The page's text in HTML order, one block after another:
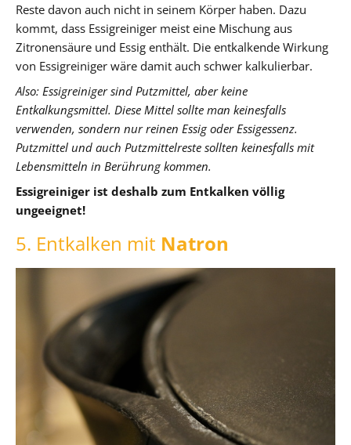
Reste davon auch nicht in seinem Körper haben. Dazu
kommt, dass Essigreiniger meist eine Mischung aus
Zitronensäure und Essig enthält. Die entkalkende Wirkung
von Essigreiniger wäre damit auch schwer kalkulierbar.
Also: Essigreiniger sind Putzmittel, aber keine
Entkalkungsmittel. Diese Mittel sollte man keinesfalls
verwenden, sondern nur reinen Essig oder Essigessenz.
Putzmittel und auch Putzmittelreste sollten keinesfalls mit
Lebensmitteln in Berührung kommen.
Essigreiniger ist deshalb zum Entkalken völlig
ungeeignet!
5. Entkalken mit Natron